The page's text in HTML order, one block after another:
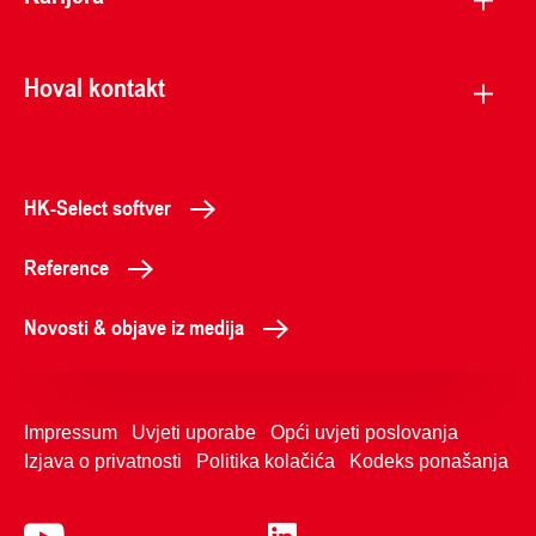
Hoval kontakt
HK-Select softver
Reference
Novosti & objave iz medija
Impressum Uvjeti uporabe
Opći uvjeti poslovanja
Izjava o privatnosti
Politika kolačića Kodeks ponašanja